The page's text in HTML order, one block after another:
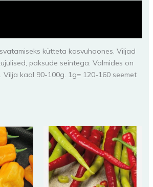
kütteta kasvuhoones. Viljad
paksude seintega. Valmides on
Vilja kaal 90-100g. 1g= 120-160 seemet